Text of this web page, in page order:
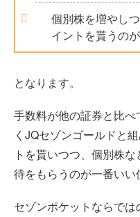
個別株を増やし
イントを貰うの
となります。
手数料が他の証券と比
くJQセゾンゴールドと
トを貰いつつ、個別株
待をもらうのが一番い
セゾンポケットならで